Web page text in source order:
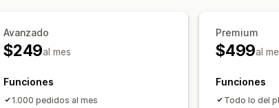
Multicanal
Sincronización de datos
Inventario y
Sincronización de
Estado en tiempo real
Avanzado
$249al mes
Funciones
1.000 pedidos al mes
Premium
$499al
Funciones
Todo lo del